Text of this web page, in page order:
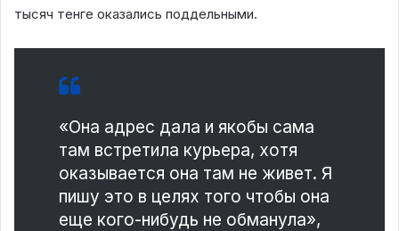
тысяч тенге оказались поддельными.
«Она адрес дала и якобы сама
там встретила курьера, хотя
оказывается она там не живет. Я
пишу это в целях того чтобы она
еще кого-нибудь не обманула»,